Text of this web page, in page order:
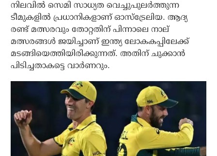
നിലവില്‍ സെമി സാധ്യത വെച്ചുപുലര്‍ത്തുന്ന
ടീമുകളില്‍ പ്രധാനികളാണ് ഓസ്‌ട്രേലിയ. ആദ്യ
രണ്ട് മത്സരവും തോറ്റതിന് പിന്നാലെ നാല്
മത്സരങ്ങള്‍ ജയിച്ചാണ് ഇന്ത്യ ലോകകപ്പിലേക്ക്
മടങ്ങിയെത്തിയിരിക്കുന്നത്. അതിന് ചുക്കാന്‍
പിടിച്ചതാകട്ടെ വാര്‍ണറും.